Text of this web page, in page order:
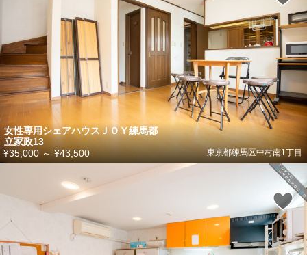
女性専用シェアハウスＪＯＹ練馬都
立家政13
東京都練馬区中村南1丁目
¥35,000 ～¥43,500